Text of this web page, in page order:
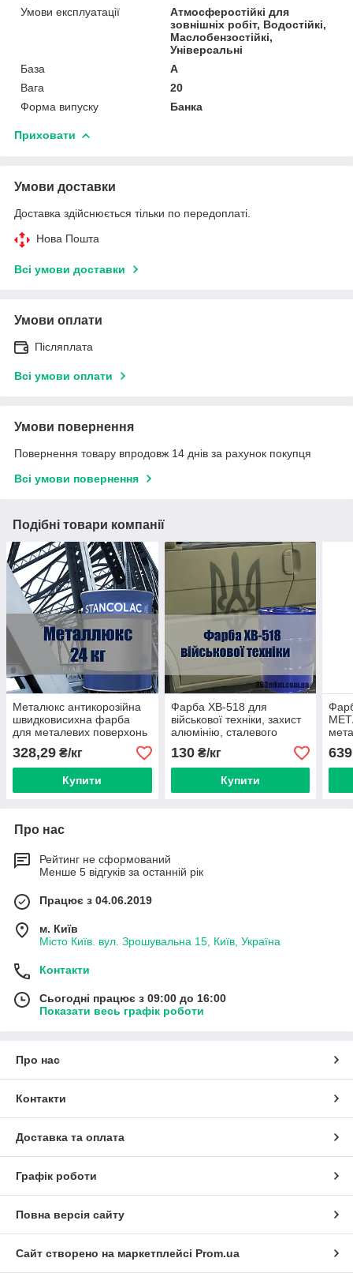
Умови експлуатації
Атмосферостійкі для
зовнішніх робіт, Водостійкі,
Маслобензостійкі,
Універсальні
База
А
Вага
20
Форма випуску
Банка
Приховати
Умови доставки
Доставка здійснюється тільки по передоплаті.
Нова Пошта
Всі умови доставки
Умови оплати
Післяплата
Всі умови оплати
Умови повернення
Повернення товару впродовж 14 днів за рахунок покупця
Всі умови повернення
Подібні товари компанії
Металюкс антикорозійна
швидковисихна фарба
для металевих поверхонь
328,29 ₴/кг
Купити
Фарба ХВ-518 для
військової техніки, захист
алюмінію, сталевого
металу, атмосферостійка.
Хакі матова оливка
130₴/кг
Купити
639
Про нас
Рейтинг не сформований
Менше 5 відгуків за останній рік
Працює з 04.06.2019
м. Київ
Місто Київ. вул. Зрошувальна 15, Київ, Україна
Контакти
Сьогодні працює з 09:00 до 16:00
Показати весь графік роботи
Про нас
Контакти
Доставка та оплата
Графік роботи
Повна версія сайту
Сайт створено на маркетплейсі Prom.ua